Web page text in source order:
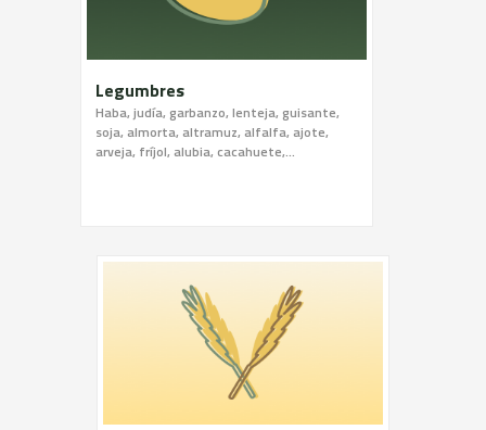
Legumbres
Haba, judía, garbanzo, lenteja, guisante,
soja, almorta, altramuz, alfalfa, ajote,
arveja, fríjol, alubia, cacahuete,...